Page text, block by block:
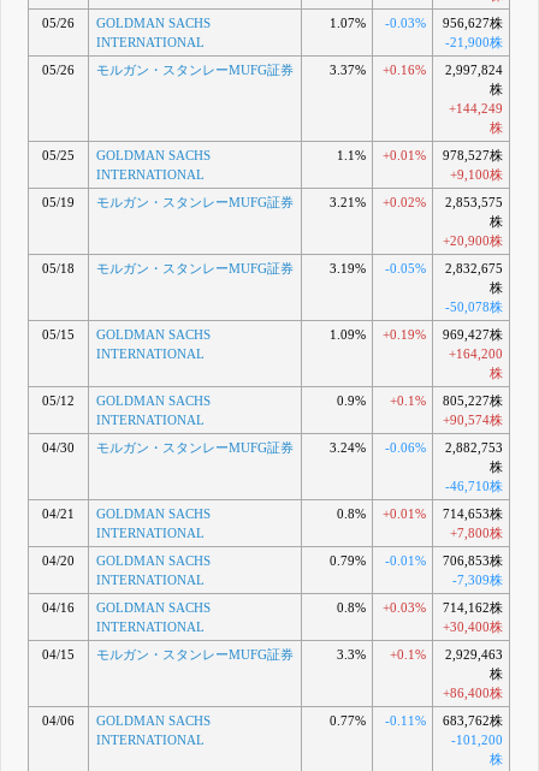
05/26
GOLDMAN SACHS
INTERNATIONAL
1.07% -0.03%
956,627株
-21,900株
05/26
モルガン・スタンレーMUFG証券 3.37% +0.16%
2,997,824
株
+144,249
株
05/25
GOLDMAN SACHS
INTERNATIONAL
1.1% +0.01%
978,527株
+9,100株
05/19
モルガン・スタンレーMUFG証券 3.21% +0.02%
2,853,575
株
+20,900株
05/18
モルガン・スタンレーMUFG証券 3.19% -0.05%
2,832,675
株
-50,078株
05/15
GOLDMAN SACHS
INTERNATIONAL
1.09% +0.19%
969,427株
+164,200
株
05/12
GOLDMAN SACHS
INTERNATIONAL
0.9% +0.1%
805,227株
+90,574株
04/30
モルガン・スタンレーMUFG証券 3.24% -0.06%
2,882,753
株
-46,710株
04/21
GOLDMAN SACHS
INTERNATIONAL
0.8% +0.01%
714,653株
+7,800株
04/20
GOLDMAN SACHS
INTERNATIONAL
0.79% -0.01%
706,853株
-7,309株
04/16
GOLDMAN SACHS
INTERNATIONAL
0.8% +0.03%
714,162株
+30,400株
04/15
モルガン・スタンレーMUFG証券 3.3% +0.1%
2,929,463
株
+86,400株
04/06
GOLDMAN SACHS
INTERNATIONAL
0.77% -0.11%
683,762株
-101,200
株